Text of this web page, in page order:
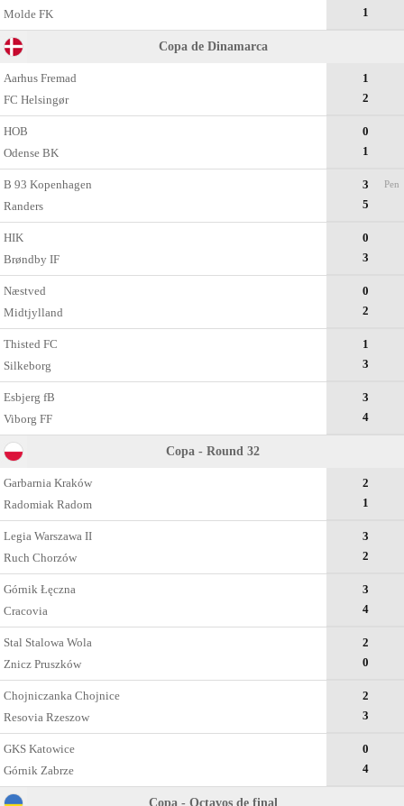
Molde FK
1
Copa de Dinamarca
Aarhus Fremad
FC Helsingør
1
2
HOB
Odense BK
0
1
B 93 Kopenhagen
Randers
3
5
Pen
HIK
Brøndby IF
0
3
Næstved
Midtjylland
0
2
Thisted FC
Silkeborg
1
3
Esbjerg fB
Viborg FF
3
4
Copa - Round 32
Garbarnia Kraków
Radomiak Radom
2
1
Legia Warszawa II
Ruch Chorzów
3
2
Górnik Łęczna
Cracovia
3
4
Stal Stalowa Wola
Znicz Pruszków
2
0
Chojniczanka Chojnice
Resovia Rzeszow
2
3
GKS Katowice
Górnik Zabrze
0
4
Copa - Octavos de final